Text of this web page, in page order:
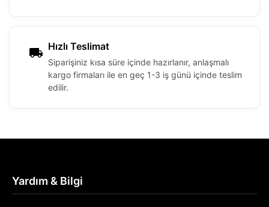
Hızlı Teslimat
Siparişiniz kısa süre içinde hazırlanır, anlaşmalı
kargo firmaları ile en geç 1-3 iş günü içinde teslim
edilir.
Yardım & Bilgi